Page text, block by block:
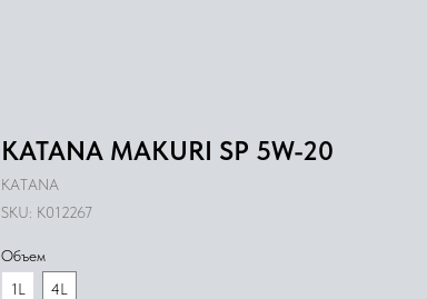
KATANA MAKURI SP 5W-20
KATANA
SKU: K012267
Объем
1L
4L